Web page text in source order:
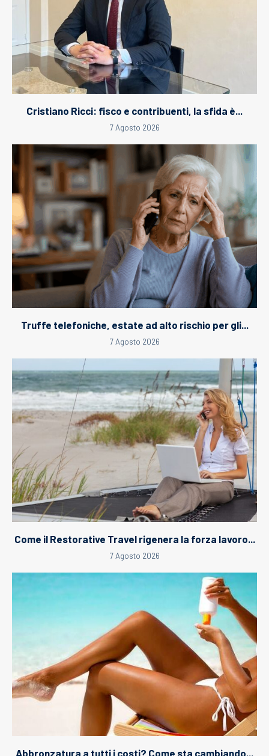
Cristiano Ricci: fisco e contribuenti, la sfida è...
7 Agosto 2026
Truffe telefoniche, estate ad alto rischio per gli...
7 Agosto 2026
Come il Restorative Travel rigenera la forza lavoro...
7 Agosto 2026
Abbronzatura a tutti i costi? Come sta cambiando...